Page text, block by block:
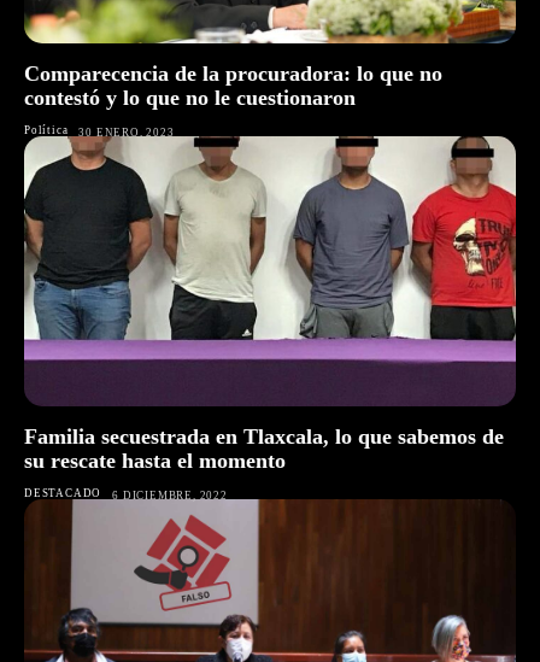
Comparecencia de la procuradora: lo que no
contestó y lo que no le cuestionaron
Política 30 ENERO, 2023
Familia secuestrada en Tlaxcala, lo que sabemos de
su rescate hasta el momento
DESTACADO 6 DICIEMBRE, 2022